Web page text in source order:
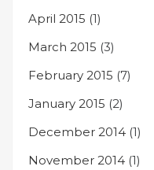
April 2015 (1)
March 2015 (3)
February 2015 (7)
January 2015 (2)
December 2014 (1)
November 2014 (1)